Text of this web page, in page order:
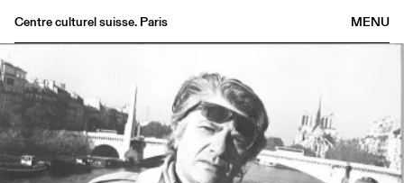
MENU
Centre culturel suisse. Paris
Bookshop
Buvette
Archives
Medias